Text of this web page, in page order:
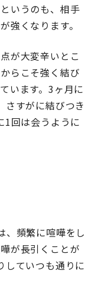
いうのも、相手
強くなります。
が大変辛いとこ
らこそ強く結び
います。3ヶ月に
さすがに結びつき
1回は会うように
、頻繁に喧嘩をし
が長引くことが
していつも通りに